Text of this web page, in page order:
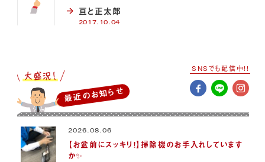
亘と正太郎
2017.10.04
最近のお知らせ
2026.08.06
【お盆前にスッキリ！】掃除機のお手入れしています
か✨
SNSでも配信中!!